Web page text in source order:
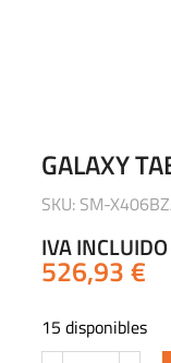
GALAXY
SKU: SM-
IVA INCLUIDO
526,93€
15 disponibles